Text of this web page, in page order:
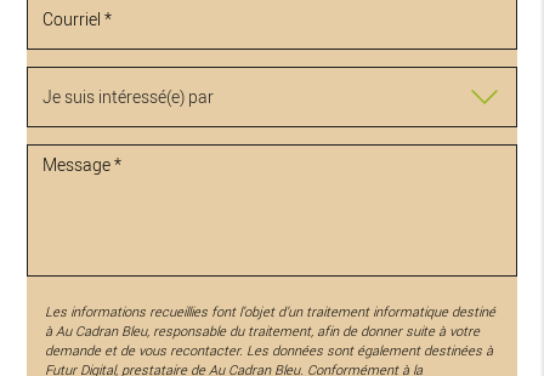
Les informations recueillies font l’objet d’un traitement informatique destiné
à Au Cadran Bleu, responsable du traitement, afin de donner suite à votre
demande et de vous recontacter. Les données sont également destinées à
Futur Digital, prestataire de Au Cadran Bleu. Conformément à la